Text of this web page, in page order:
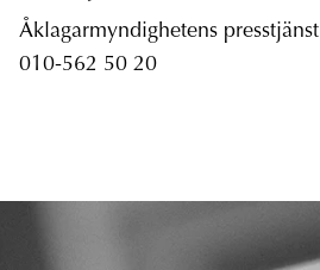
Åklagarmyndighetens presstjänst
010-562 50 20